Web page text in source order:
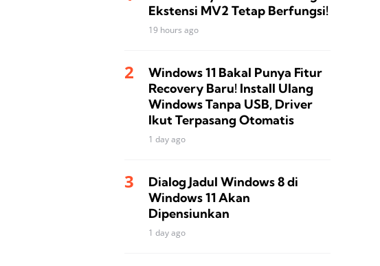
Ekstensi MV2 Tetap Berfungsi!
19 hours ago
Windows 11 Bakal Punya Fitur
Recovery Baru! Install Ulang
Windows Tanpa USB, Driver
Ikut Terpasang Otomatis
1 day ago
Dialog Jadul Windows 8 di
Windows 11 Akan
Dipensiunkan
1 day ago